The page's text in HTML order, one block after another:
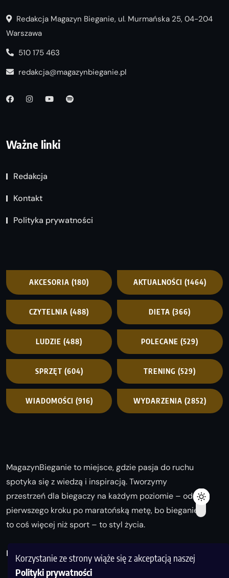
Korzystanie ze strony wiąże się z akceptacją naszej
Polityki prywatności
Redakcja Magazyn Bieganie, ul. Murmańska 25, 04-204
Warszawa
510 175 463
redakcja@magazynbieganie.pl
Ważne linki
Redakcja
Kontakt
Polityka prywatności
AKCESORIA (180) AKTUALNOŚCI (1464)
CZYTELNIA (488) DIETA (366)
LUDZIE (488) POLECANE (529)
SPRZĘT (604) TRENING (529)
WIADOMOŚCI (916) WYDARZENIA (2852)
MagazynBieganie to miejsce, gdzie pasja do ruchu
spotyka się z wiedzą i inspiracją. Tworzymy
przestrzeń dla biegaczy na każdym poziomie – od
pierwszego kroku po maratońską metę, bo bieganie
to coś więcej niż sport – to styl życia.
Biegaj z nami i odkrywaj swoją najlepszą wersję!